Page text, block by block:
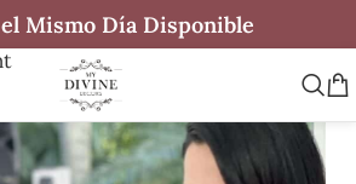
Mismo Día Disponible